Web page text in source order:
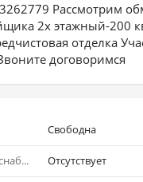
Рассмотрим
2х этажный-200
отделка
договоримся
Свободна
Электроснабжение Отсутствует